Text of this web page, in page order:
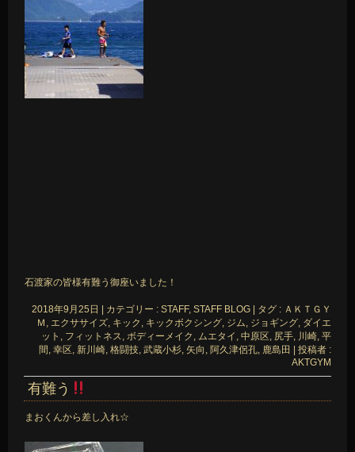
石渡家の皆様有難う御座いました！
2018年9月25日 | カテゴリー : STAFF, STAFF BLOG | タグ : ＡＫＴＧＹ
Ｍ , エクササイズ, キック , キックボクシング, ジム, ジョギング, ダイエ
ット , フィットネス, ボディーメイク , ムエタイ , 中原区, 尻手, 川崎, 平
間, 幸区, 新川崎, 格闘技, 武蔵小杉, 矢向 , 阿久津侶孔, 鹿島田 | 投稿者 :
AKTGYM
有難う
まおくんから差し入れ☆